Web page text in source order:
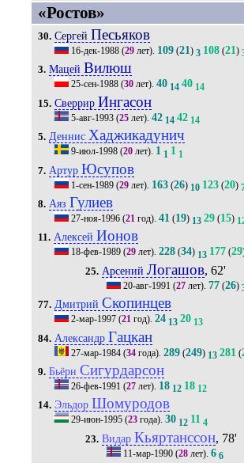
«Ростов»
30. Сергей Песьяков
16-дек-1988(29лет). 109(21) 3 108(21)
3. Мацей Вилюш
25-сен-1988(30лет). 40 14 40 14
15. Сверрир Ингасон
5-авг-1993(25лет). 42 14 42 14
5. Деннис Хаджикадунич
9-июл-1998(20лет). 1 1 1 1
7. Артур Юсупов
1-сен-1989(29лет). 163(26) 10 123(20)
8. Аяз Гулиев
27-ноя-1996(21год). 41(19) 13 29(15)
11. Алексей Ионов
18-фев-1989(29лет). 228(34) 13 177(29
25. Арсений Логашов, 62'
20-авг-1991 (27 лет).77 (26)
77. Дмитрий Скопинцев
2-мар-1997(21год). 24 13 20 13
84. Александр Гацкан
27-мар-1984(34года). 289(249) 13 281 (
9. Бьёрн Сигурдарсон
26-фев-1991 (27лет). 18 12 18 12
14. Эльдор Шомуродов
29-июн-1995(23года). 30 12 11 4
23. Видар Кьяртанссон, 78'
11-мар-1990 (28 лет).6 6